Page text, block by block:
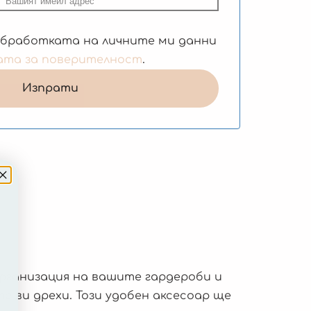
на личните ми данни
за поверителност.
на вашите гардероби и
ви дрехи. Този удобен аксесоар ще